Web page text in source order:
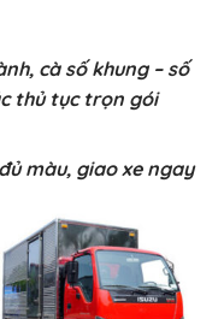
cà số khung – số
thủ tục trọn gói
màu, giao xe ngay